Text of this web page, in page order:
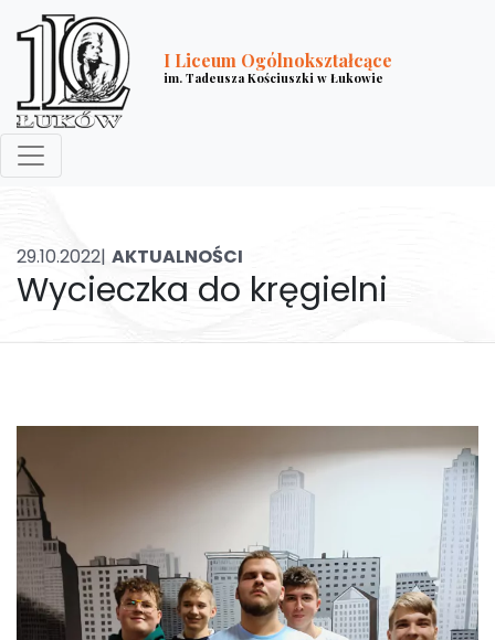
I Liceum Ogólnokształcące
im. Tadeusza Kościuszki w Łukowie
29.10.2022| AKTUALNOŚCI
Wycieczka do kręgielni